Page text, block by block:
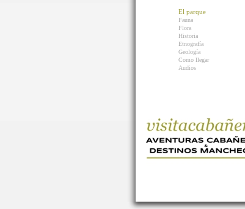
El parque
Fauna
Flora
Historia
Etnografía
Geología
Como llegar
Audios